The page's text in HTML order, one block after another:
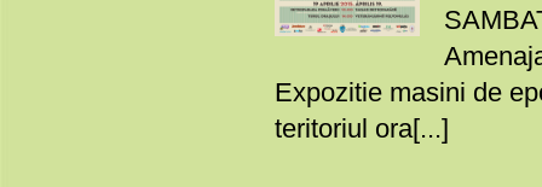
Expozitie masini de
teritoriul ora[...]